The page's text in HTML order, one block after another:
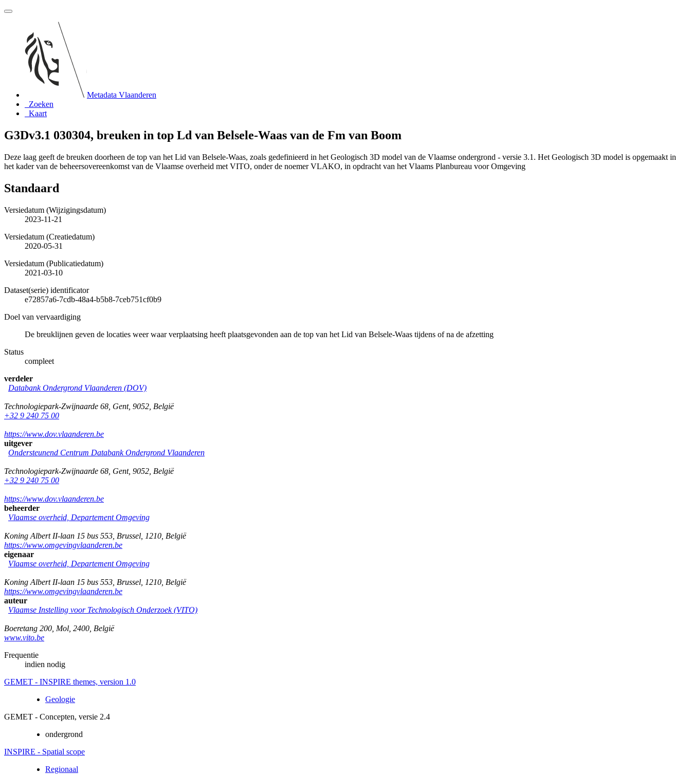
Metadata Vlaanderen
Zoeken
Kaart
G3Dv3.1 030304, breuken in top Ld van Belsele-Waas van de Fm van Boom
Deze laag geeft de breuken doorheen de top van het Lid van Belsele-Waas, zoals gedefinieerd in het Geologisch 3D model van de Vlaamse ondergrond - versie 3.1. Het Geologisch 3D model is opgemaakt in
het kader van de beheersovereenkomst van de Vlaamse overheid met VITO, onder de noemer VLAKO, in opdracht van het Vlaams Planbureau voor Omgeving
Standaard
Versiedatum (Wijzigingsdatum)
2023-11-21
Versiedatum (Creatiedatum)
2020-05-31
Versiedatum (Publicatiedatum)
2021-03-10
Dataset(serie) identificator
e72857a6-7cdb-48a4-b5b8-7ceb751cf0b9
Doel van vervaardiging
De breuklijnen geven de locaties weer waar verplaatsing heeft plaatsgevonden aan de top van het Lid van Belsele-Waas tijdens of na de afzetting
Status
compleet
verdeler
Databank Ondergrond Vlaanderen (DOV)
Technologiepark-Zwijnaarde 68 Gent, 9052 België
+32 9 240 75 00
https://www.dov.vlaanderen.be
uitgever
Ondersteunend Centrum Databank Ondergrond Vlaanderen
Technologiepark-Zwijnaarde 68 Gent, 9052 België
+32 9 240 75 00
https://www.dov.vlaanderen.be
beheerder
Vlaamse overheid, Departement Omgeving
Koning Albert II-laan 15 bus 553 Brussel 1210 België
https://www.omgevingvlaanderen.be
eigenaar
Vlaamse overheid, Departement Omgeving
Koning Albert II-laan 15 bus 553 Brussel 1210 België
https://www.omgevingvlaanderen.be
auteur
Vlaamse Instelling voor Technologisch Onderzoek (VITO)
Boeretang 200 Mol 2400 België
www.vito.be
Frequentie
indien nodig
GEMET - INSPIRE themes, version 1.0
Geologie
GEMET - Concepten, versie 2.4
ondergrond
INSPIRE - Spatial scope
Regionaal